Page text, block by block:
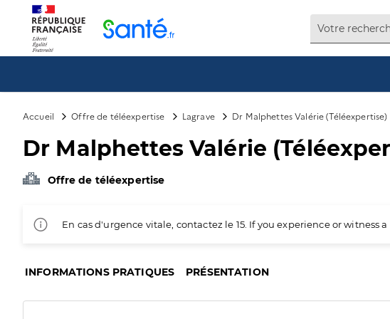
Accueil Offre de téléexpertise Lagrave Dr Malphettes Valérie (Téléexpertise)
Dr Malphettes Valérie
Offre de téléexpertise
En cas d'urgence vitale, contactez le 15. If you experience or
INFORMATIONS PRATIQUES PRÉSENTATION
Panneau de gestion des cookies